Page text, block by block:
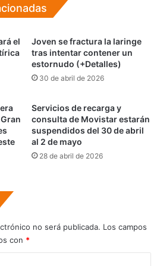
el
Joven se fractura la laringe
tras intentar contener un
estornudo (+Detalles)
30 de abril de 2026
Servicios de recarga y
consulta de Movistar estarán
suspendidos del 30 de abril
al 2 de mayo
28 de abril de 2026
no será publicada. Los campos
con *